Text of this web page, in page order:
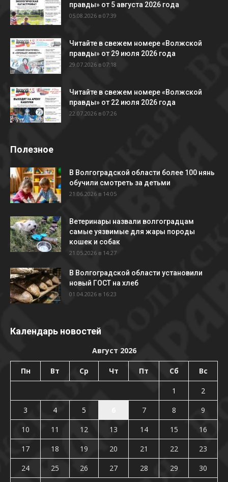
правды» от 5 августа 2026 года
05.08.2026 в 07:39
Читайте в свежем номере «Волжской
правды» от 29 июля 2026 года
29.07.2026 в 07:18
Читайте в свежем номере «Волжской
правды» от 22 июля 2026 года
22.07.2026 в 07:26
Полезное
В Волгоградской области более 100 нянь
обучили смотреть за детьми
21.06.2026 в 14:05
Ветеринары назвали волгоградцам
самые уязвимые для жары породы
кошек и собак
21.05.2026 в 14:27
В Волгоградской области установили
новый ГОСТ на хлеб
01.04.2026 в 16:23
Календарь новостей
Август 2026
Пн Вт Ср Чт Пт Сб Вс
1
2
3
4 5 7 8
9
10
11 12 13 14 15
16
17
18 19 20 21 22
23
24
25 26 27 28 29
30